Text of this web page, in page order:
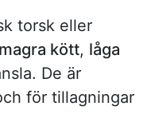
torsk eller
magra kött, låga
De är
för tillagningar